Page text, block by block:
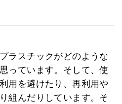
ラスチックがどのような
っています。そして、使
用を避けたり、再利用や
組んだりしています。そ